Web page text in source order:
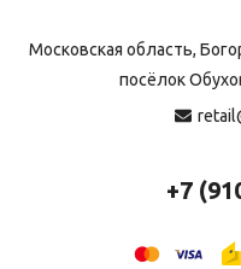
Московская область,
посёлок
+7